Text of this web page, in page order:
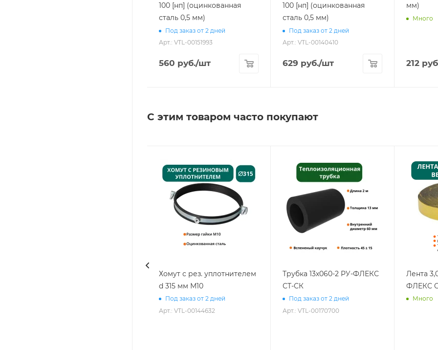
100 [нп] (оцинкованная
сталь 0,5 мм)
Под заказ от 2 дней
Арт.: VTL-00151993
560 руб./шт
100 [нп] (оцинкованная
сталь 0,5 мм)
Под заказ от 2 дней
Арт.: VTL-00140410
629 руб./шт
мм)
Много
212
С этим товаром часто покупают
Хомут с рез. уплотнителем
d 315 мм М10
Под заказ от 2 дней
Арт.: VTL-00144632
Трубка 13х060-2 РУ-ФЛЕКС
СТ-СК
Под заказ от 2 дней
Арт.: VTL-00170700
Лента
ФЛЕКС
Много